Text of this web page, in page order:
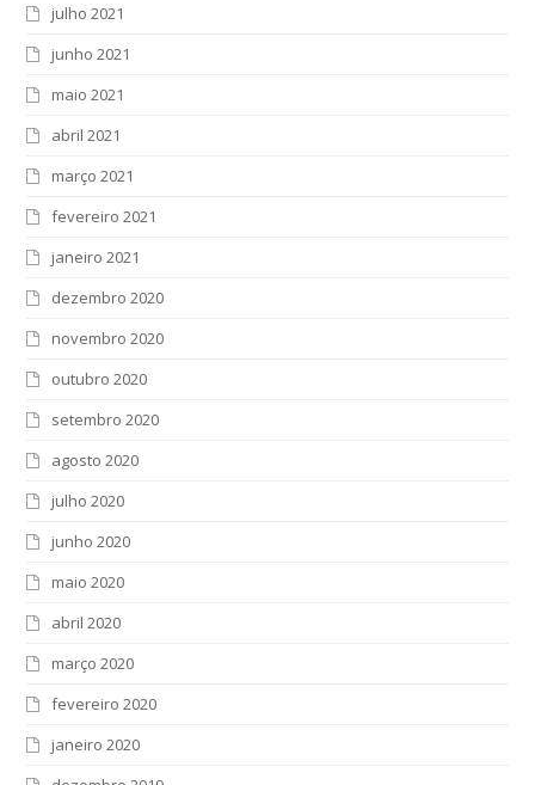
julho 2021
junho 2021
maio 2021
abril 2021
março 2021
fevereiro 2021
janeiro 2021
dezembro 2020
novembro 2020
outubro 2020
setembro 2020
agosto 2020
julho 2020
junho 2020
maio 2020
abril 2020
março 2020
fevereiro 2020
janeiro 2020